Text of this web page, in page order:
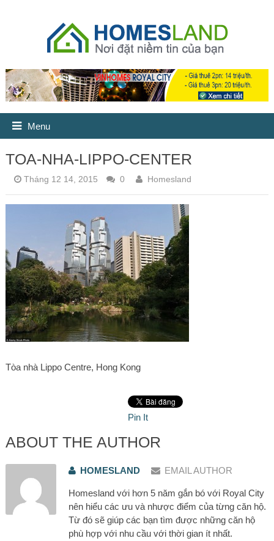
Menu
TOA-NHA-LIPPO-CENTER
Tháng 12 14, 2015 0 Homesland
Tòa nhà Lippo Centre, Hong Kong
Pin It
ABOUT THE AUTHOR
HOMESLAND EMAIL AUTHOR
Homesland với hơn 5 năm gắn bó với Royal City
nên hiểu các ưu và nhược điểm của từng căn hộ.
Từ đó sẽ giúp các bạn tìm được những căn hộ
phù hợp với nhu cầu với thời gian ít nhất.